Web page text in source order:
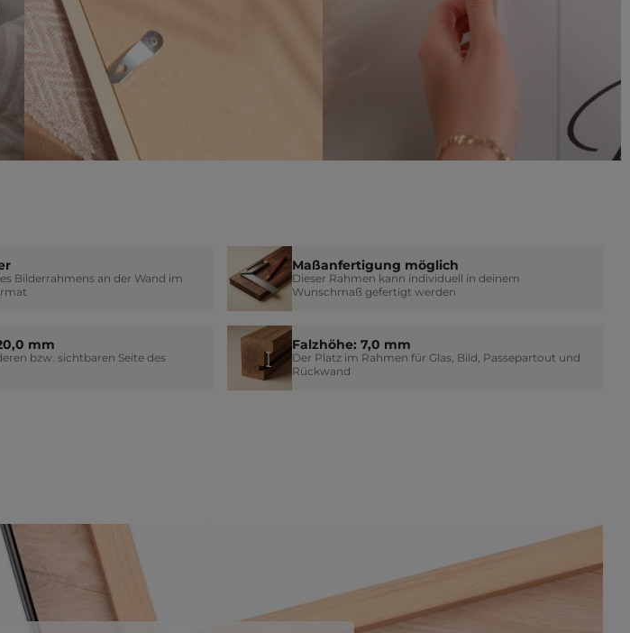
Bilderrahmens an der Wand im
Maßanfertigung möglich
Dieser Rahmen kann individuell in deinem
Wunschmaß gefertigt werden
mm
bzw. sichtbaren Seite des
Falzhöhe: 7,0 mm
Der Platz im Rahmen für Glas, Bild, Passepartout und
Rückwand